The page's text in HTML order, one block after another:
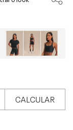
CALCULAR